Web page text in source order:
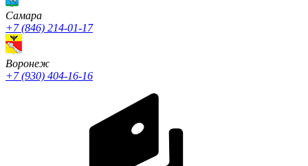
Cамара
+7 (846) 214-01-17
Воронеж
+7 (930) 404-16-16